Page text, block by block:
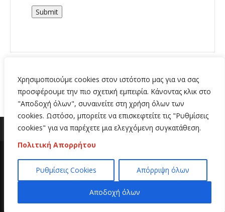
Χρησιμοποιούμε cookies στον ιστότοπο μας για να σας
προσφέρουμε την πιο σχετική εμπειρία. Κάνοντας κλικ στο
"Αποδοχή όλων", συναινείτε στη χρήση όλων των
cookies. Ωστόσο, μπορείτε να επισκεφτείτε τις "Ρυθμίσεις
cookies" για να παρέχετε μια ελεγχόμενη συγκατάθεση.
Πολιτική Απορρήτου
Ρυθμίσεις Cookies Απόρριψη όλων
Αποδοχή όλων
Submit
Copyright 2020 | All Rights Reserved | Κατασκευή
ιστοσελίδων
Hi Web